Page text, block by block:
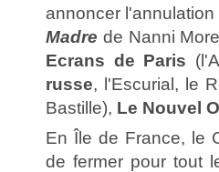
annoncer
Madre de Nanni
Ecrans de Paris
russe, l'Escurial, le
Bastille), Le Nouvel
En Île de France, le
de fermer pour tout